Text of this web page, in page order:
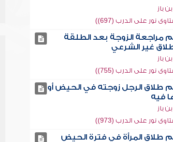
باز
نور على الدرب (697))
مراجعة الزوجة بعد الطلقة
غير الشرعي
باز
نور على الدرب (755))
طلاق الرجل زوجته في الحيض أو
فيه
باز
نور على الدرب (973))
طلاق المرأة في فترة الحيض